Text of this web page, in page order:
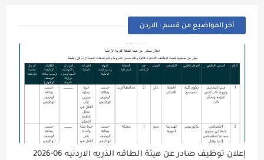
أخر المواضيع من قسم : الاردن
إعلان توظيف صادر عن هيئة الطاقه الذريه الاردنيه 06-2026